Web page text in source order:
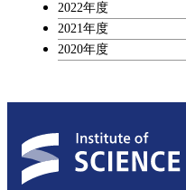
2022年度
2021年度
2020年度